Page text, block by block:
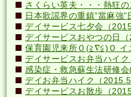
さくらい英夫・・・熱狂
日本歌謡界の重鎮”當麻強
デイサービス七夕会（
デイサービスおやつの日（
保育園児来所Ｏ(≧∇≦)Ｏ
デイサービスお弁当ハイク
感染症・救急蘇生法研修
デイお弁当ハイク（
デイサービスお散歩（